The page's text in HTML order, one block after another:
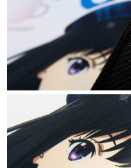
黑貓宅配-貨到付款
每筆NT$150